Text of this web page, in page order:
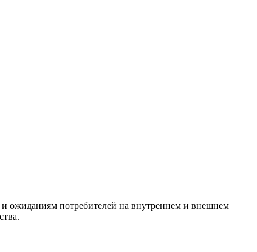
и ожиданиям потребителей на внутреннем и внешнем